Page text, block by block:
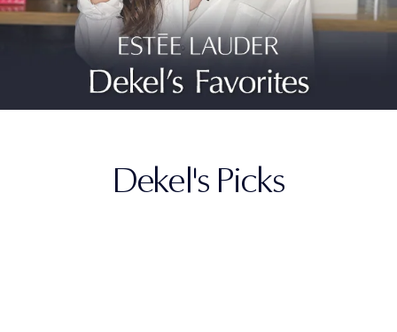
Dekel's Picks